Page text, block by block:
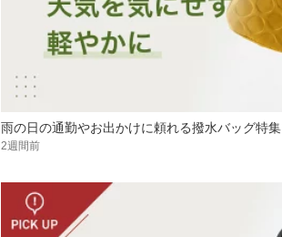
雨の日の通勤やお出かけに頼れる撥水バッグ特集
2週間前